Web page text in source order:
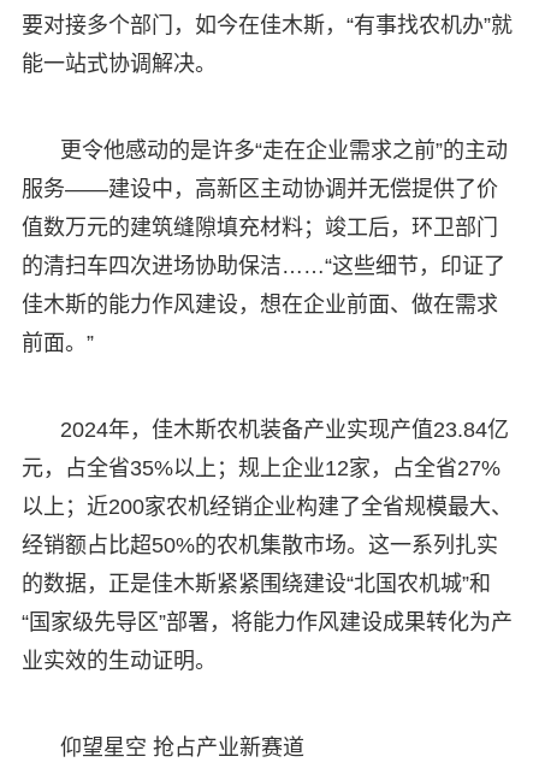
要对接多个部门，如今在佳木斯，“有事找农机办”就
能一站式协调解决。
更令他感动的是许多“走在企业需求之前”的主动
服务——建设中，高新区主动协调并无偿提供了价
值数万元的建筑缝隙填充材料；竣工后，环卫部门
的清扫车四次进场协助保洁……“这些细节，印证了
佳木斯的能力作风建设，想在企业前面、做在需求
前面。”
2024年，佳木斯农机装备产业实现产值23.84亿
元，占全省35%以上；规上企业12家，占全省27%
以上；近200家农机经销企业构建了全省规模最大、
经销额占比超50%的农机集散市场。这一系列扎实
的数据，正是佳木斯紧紧围绕建设“北国农机城”和
“国家级先导区”部署，将能力作风建设成果转化为产
业实效的生动证明。
仰望星空 抢占产业新赛道